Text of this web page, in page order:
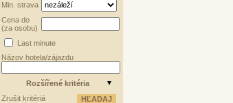
Min. strava
Cena do
(za osobu)
Last minute
Názov hotela/zájazdu
Rozšířené kritéria
Zrušit kritériá